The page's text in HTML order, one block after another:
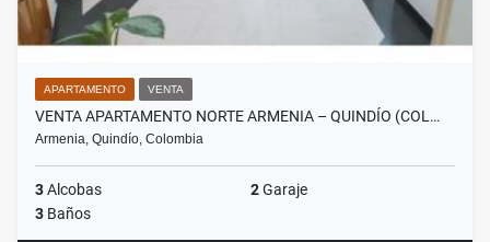
APARTAMENTO VENTA
VENTA APARTAMENTO NORTE ARMENIA – QUINDÍO (COL…
Armenia, Quindío, Colombia
3Alcobas 2Garaje
3 Baños